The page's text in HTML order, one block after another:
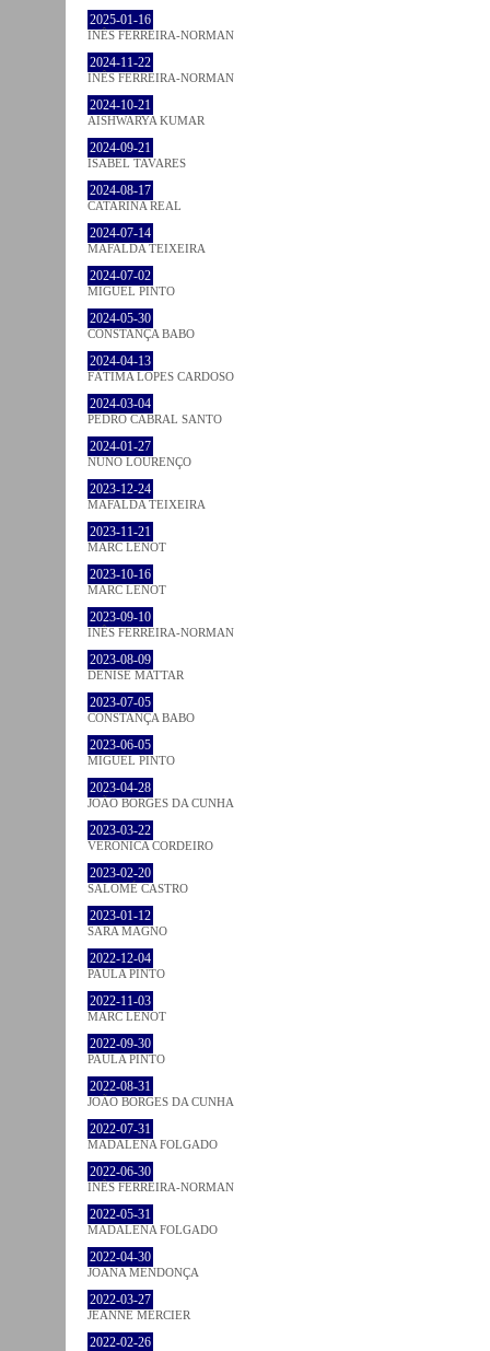
2025-01-16
INÊS FERREIRA-NORMAN
2024-11-22
INÊS FERREIRA-NORMAN
2024-10-21
AISHWARYA KUMAR
2024-09-21
ISABEL TAVARES
2024-08-17
CATARINA REAL
2024-07-14
MAFALDA TEIXEIRA
2024-07-02
MIGUEL PINTO
2024-05-30
CONSTANÇA BABO
2024-04-13
FÁTIMA LOPES CARDOSO
2024-03-04
PEDRO CABRAL SANTO
2024-01-27
NUNO LOURENÇO
2023-12-24
MAFALDA TEIXEIRA
2023-11-21
MARC LENOT
2023-10-16
MARC LENOT
2023-09-10
INÊS FERREIRA-NORMAN
2023-08-09
DENISE MATTAR
2023-07-05
CONSTANÇA BABO
2023-06-05
MIGUEL PINTO
2023-04-28
JOÃO BORGES DA CUNHA
2023-03-22
VERONICA CORDEIRO
2023-02-20
SALOMÉ CASTRO
2023-01-12
SARA MAGNO
2022-12-04
PAULA PINTO
2022-11-03
MARC LENOT
2022-09-30
PAULA PINTO
2022-08-31
JOÃO BORGES DA CUNHA
2022-07-31
MADALENA FOLGADO
2022-06-30
INÊS FERREIRA-NORMAN
2022-05-31
MADALENA FOLGADO
2022-04-30
JOANA MENDONÇA
2022-03-27
JEANNE MERCIER
2022-02-26